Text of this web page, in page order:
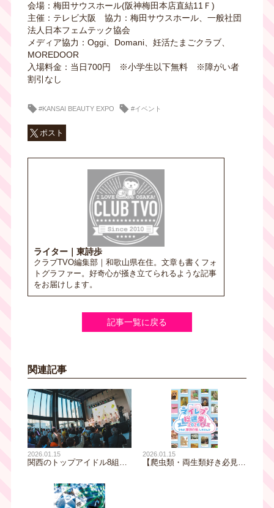
会場：梅田サウスホール(阪神梅田本店直結11Ｆ)
主催：テレビ大阪 協力：梅田サウスホール、一般社団
法人日本フェムテック協会
メディア協力：Oggi、Domani、妊活たまごクラブ、
MOREDOOR
入場料金：当日700円 ※小学生以下無料 ※障がい者
割引なし
#KANSAI BEAUTY EXPO #イベント
ポスト
ライター｜東詩歩
クラブTVO編集部｜和歌山県在住。文章も書くフォ
トグラファー。好奇心が掻き立てられるような記事
をお届けします。
記事一覧に戻る
関連記事
2026.01.15
関西のトップアイドル8組が
画!?アイドルによる放送局占
拠の一部始終
2026.01.15
【爬虫類・両生類好き必見】